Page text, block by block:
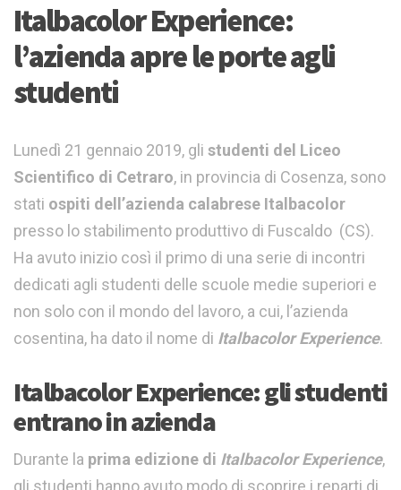
Italbacolor Experience:
l’azienda apre le porte agli
studenti
Lunedì 21 gennaio 2019, gli studenti del Liceo
Scientifico di Cetraro, in provincia di Cosenza, sono
stati ospiti dell’azienda calabrese Italbacolor
presso lo stabilimento produttivo di Fuscaldo (CS).
Ha avuto inizio così il primo di una serie di incontri
dedicati agli studenti delle scuole medie superiori e
non solo con il mondo del lavoro, a cui, l’azienda
cosentina, ha dato il nome di Italbacolor Experience.
Italbacolor Experience: gli studenti
entrano in azienda
Durante la prima edizione di Italbacolor Experience,
gli studenti hanno avuto modo di scoprire i reparti di